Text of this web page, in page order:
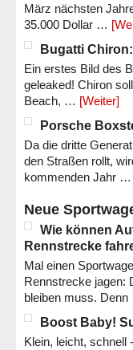
März nächsten
35.000 Dollar …
Bugatti
Ein erstes Bild des
geleaked! Chiron
Beach, … [Weiter]
Porsche
Da die dritte
den Straßen rollt,
kommenden Jahr …
Neue
Wie können
Rennstrecke
Mal einen
Rennstrecke jagen:
bleiben muss.
Boost Baby!
Klein, leicht, schnell